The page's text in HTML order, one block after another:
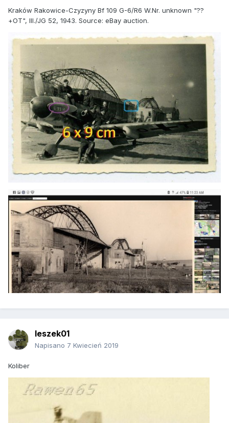
Kraków Rakowice-Czyzyny Bf 109 G-6/R6 W.Nr. unknown "??
+OT", III./JG 52, 1943. Source: eBay auction.
leszek01
Napisano 7 Kwiecień 2019
Koliber